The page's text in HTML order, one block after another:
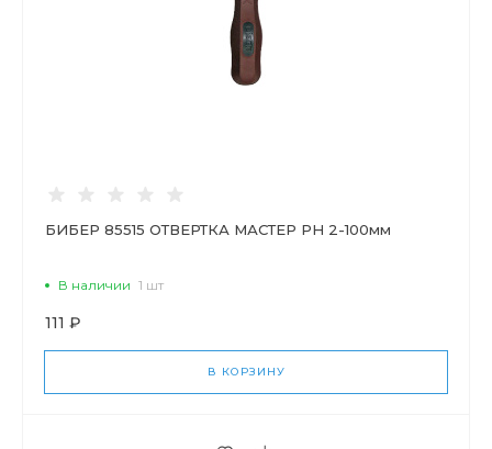
БИБЕР 85515 ОТВЕРТКА МАСТЕР РН 2-100мм
В наличии 1 шт
111 ₽
В КОРЗИНУ